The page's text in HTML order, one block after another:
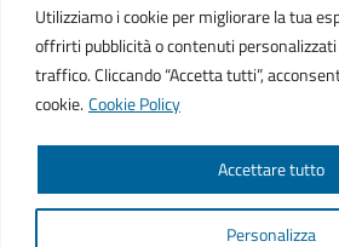
Utilizziamo i cookie per migliorare la tua
offrirti pubblicità o contenuti
traffico. Cliccando “Accetta tutti”,
cookie. Cookie Policy
Personalizza
Accettare tutto
Dichiarazione di accessibilità
Cookie policy
Facebook istituzionale
Facebook museo civico
YouTubeTelegram